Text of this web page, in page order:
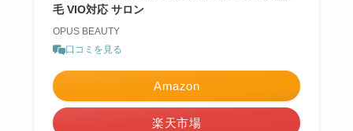
毛 VIO対応 サロン
OPUS BEAUTY
口コミを見る
Amazon
楽天市場